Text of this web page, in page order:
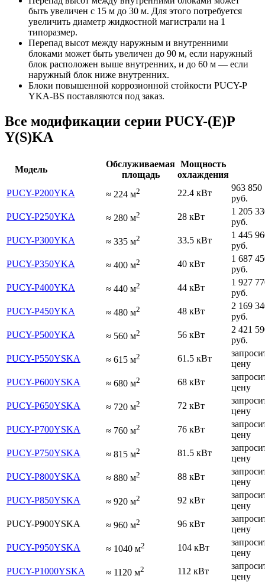
быть увеличен с 15 м до 30 м. Для этого потребуется
увеличить диаметр жидкостной магистрали на 1
типоразмер.
Перепад высот между наружным и внутренними
блоками может быть увеличен до 90 м, если наружный
блок расположен выше внутренних, и до 60 м — если
наружный блок ниже внутренних.
Блоки повышенной коррозионной стойкости PUCY-P
YKA-BS поставляются под заказ.
Все модификации серии PUCY-(E)P
Y(S)KA
Модель
Обслуживаемая
площадь
Мощность
охлаждения
PUCY-P200YKA
≈ 224 м2 22.4 кВт
963 850
руб.
PUCY-P250YKA
≈ 280 м2 28 кВт
1 205
руб.
PUCY-P300YKA
≈ 335 м2 33.5 кВт
1 445
руб.
PUCY-P350YKA
≈ 400 м2 40 кВт
1 687
руб.
PUCY-P400YKA
≈ 440 м2 44 кВт
1 927
руб.
PUCY-P450YKA
≈ 480 м2 48 кВт
2 169
руб.
PUCY-P500YKA
≈ 560 м2 56 кВт
2 421
руб.
PUCY-P550YSKA
≈ 615 м2 61.5 кВт
цену
PUCY-P600YSKA
≈ 680 м2 68 кВт
цену
PUCY-P650YSKA
≈ 720 м2 72 кВт
цену
PUCY-P700YSKA
≈ 760 м2 76 кВт
цену
PUCY-P750YSKA
≈ 815 м2 81.5 кВт
цену
PUCY-P800YSKA
≈ 880 м2 88 кВт
цену
PUCY-P850YSKA
≈ 920 м2 92 кВт
цену
PUCY-P900YSKA
≈ 960 м2 96 кВт
цену
PUCY-P950YSKA
≈ 1040 м2 104 кВт
цену
PUCY-P1000YSKA
≈ 1120 м2 112 кВт
цену